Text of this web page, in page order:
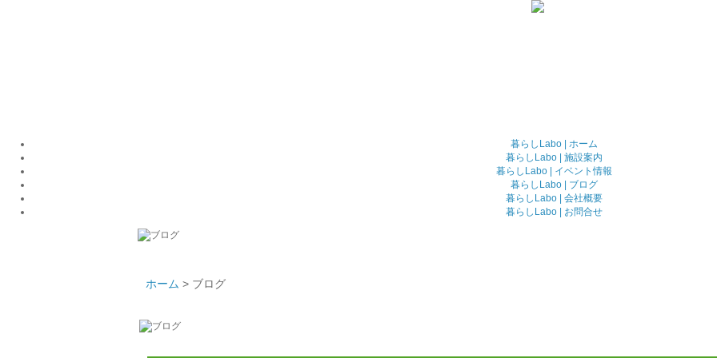
暮らしLabo | ホーム
暮らしLabo | 施設案内
暮らしLabo | イベント情報
暮らしLabo | ブログ
暮らしLabo | 会社概要
暮らしLabo | お問合せ
ホーム > ブログ